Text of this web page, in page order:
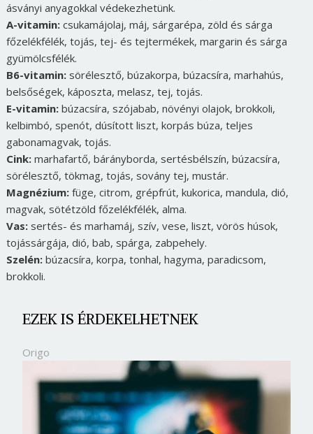
ásványi anyagokkal védekezhetünk.
A-vitamin:csukamájolaj, máj, sárgarépa, zöld és sárga
főzelékfélék, tojás, tej- és tejtermékek, margarin és sárga
gyümölcsfélék.
B6-vitamin:sörélesztő, búzakorpa, búzacsíra, marhahús,
belsőségek, káposzta, melasz, tej, tojás.
E-vitamin:búzacsíra, szójabab, növényi olajok, brokkoli,
kelbimbó, spenót, dúsított liszt, korpás búza, teljes
gabonamagvak, tojás.
Cink:marhafartő, bárányborda, sertésbélszín, búzacsíra,
sörélesztő, tökmag, tojás, sovány tej, mustár.
Magnézium:füge, citrom, grépfrút, kukorica, mandula, dió,
magvak, sötétzöld főzelékfélék, alma.
Vas:sertés- és marhamáj, szív, vese, liszt, vörös húsok,
tojássárgája, dió, bab, spárga, zabpehely.
Szelén:búzacsíra, korpa, tonhal, hagyma, paradicsom,
brokkoli.
EZEK IS ÉRDEKELHETNEK
Origo